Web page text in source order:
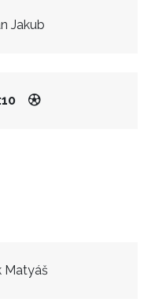
Jakub
Matyáš